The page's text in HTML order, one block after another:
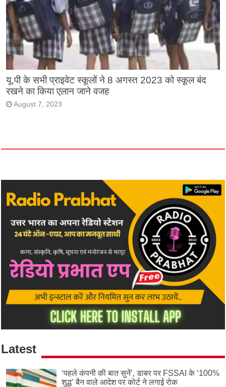
यू.पी के सभी प्राइवेट स्कूलों ने 8 अगस्त 2023 को स्कूल बंद
रखने का किया एलान जाने वजह
August 7, 2023
Latest
‘पहले कंपनी की बात सुनें’, डाबर पर FSSAI के ‘100%
शुद्ध’ बैन वाले आदेश पर कोर्ट ने लगाई रोक